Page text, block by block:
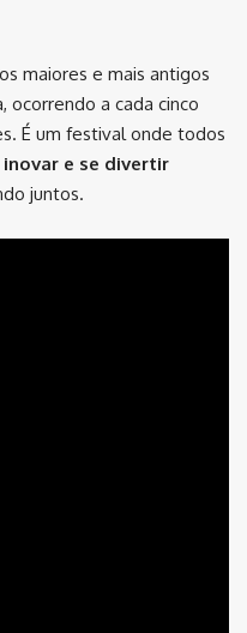
maiores e mais antigos
ocorrendo a cada cinco
É um festival onde todos
e se divertir
juntos.